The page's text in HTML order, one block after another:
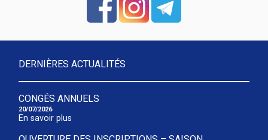
DERNIÈRES ACTUALITÉS
CONGÉS ANNUELS
20/07/2026
En savoir plus